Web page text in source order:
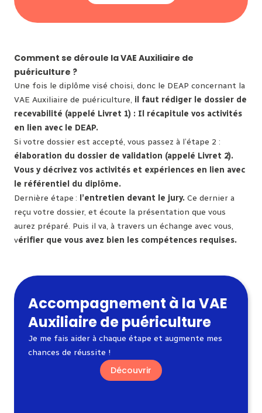
Comment se déroule la VAE Auxiliaire de
puériculture ?
Une fois le diplôme visé choisi, donc le DEAP concernant la
VAE Auxiliaire de puériculture, il faut rédiger le dossier de
recevabilité (appelé Livret 1) : Il récapitule vos activités
en lien avec le DEAP.
Si votre dossier est accepté, vous passez à l’étape 2 :
élaboration du dossier de validation (appelé Livret 2).
Vous y décrivez vos activités et expériences en lien avec
le référentiel du diplôme.
Dernière étape : l’entretien devant le jury. Ce dernier a
reçu votre dossier, et écoute la présentation que vous
aurez préparé. Puis il va, à travers un échange avec vous,
vérifier que vous avez bien les compétences requises.
Accompagnement à la VAE
Auxiliaire de puériculture
Je me fais aider à chaque étape et augmente mes
chances de réussite !
Découvrir